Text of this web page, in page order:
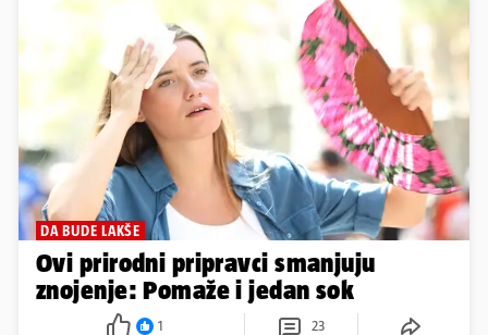
DA BUDE LAKŠE
Ovi prirodni pripravci smanjuju
znojenje: Pomaže i jedan sok
1 23